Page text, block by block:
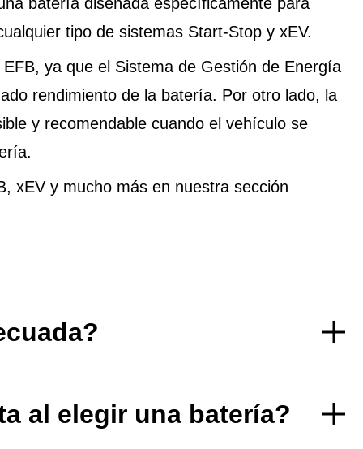
tipo de sistemas Start-Stop y xEV.
ya que el Sistema de Gestión de Energía
rendimiento de la batería. Por otro lado, la
y recomendable cuando el vehículo se
xEV y mucho más en nuestra sección
al elegir una batería?